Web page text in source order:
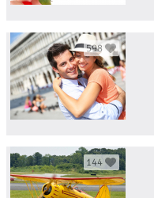
598
144